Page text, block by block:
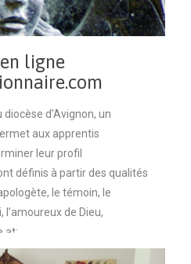
ligne
diocèse d’Avignon, un
aux apprentis
leur profil
définis à partir des qualités
le témoin, le
l’amoureux de Dieu,
at:
questionnaire-en-ligne-